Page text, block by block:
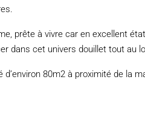
prête à vivre car en excellent
dans cet univers douillet tout au
80m2 à proximité de la